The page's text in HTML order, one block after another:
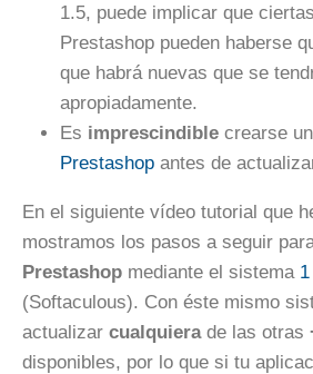
1.5, puede implicar que
Prestashop pueden haberse
que habrá nuevas que se
apropiadamente.
Es imprescindible crearse un
Prestashop antes de
En el siguiente vídeo tutorial que
mostramos los pasos a seguir
Prestashop mediante el sistema
(Softaculous). Con éste mismo
actualizar cualquierade las otras
disponibles, por lo que si tu